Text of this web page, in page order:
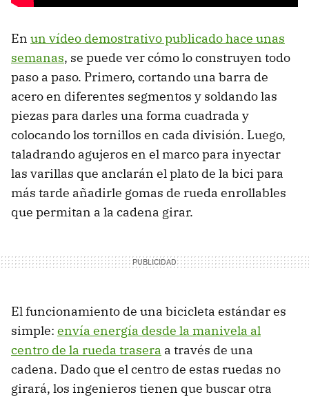
En un vídeo demostrativo publicado hace unas
semanas, se puede ver cómo lo construyen todo
paso a paso. Primero, cortando una barra de
acero en diferentes segmentos y soldando las
piezas para darles una forma cuadrada y
colocando los tornillos en cada división. Luego,
taladrando agujeros en el marco para inyectar
las varillas que anclarán el plato de la bici para
más tarde añadirle gomas de rueda enrollables
que permitan a la cadena girar.
El funcionamiento de una bicicleta estándar es
simple: envía energía desde la manivela al
centro de la rueda trasera a través de una
cadena. Dado que el centro de estas ruedas no
girará, los ingenieros tienen que buscar otra